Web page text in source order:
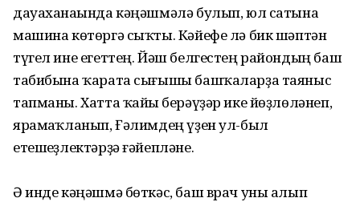
дауаханаһында кәңәшмәлә булып, юл сатына
машина көтөргә сыҡты. Кәйефе лә бик шәптән
түгел ине егеттең. Йәш белгестең райондың баш
табибына ҡарата сығышы башҡаларҙа таяныс
тапманы. Хатта ҡайһы берәүҙәр ике йөҙлөләнеп,
ярамһаҡланып, Ғәлимдең үҙен ул-был
етешһеҙлектәрҙә ғәйепләне.
Ә инде кәңәшмә бөткәс, баш врач уны алып